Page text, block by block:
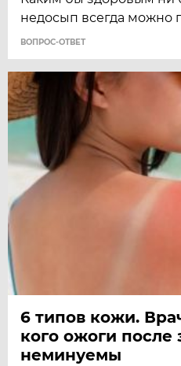
недосып всегда можно
ВОПРОС-ОТВЕТ
6 типов кожи.
кого ожоги после
неминуемы